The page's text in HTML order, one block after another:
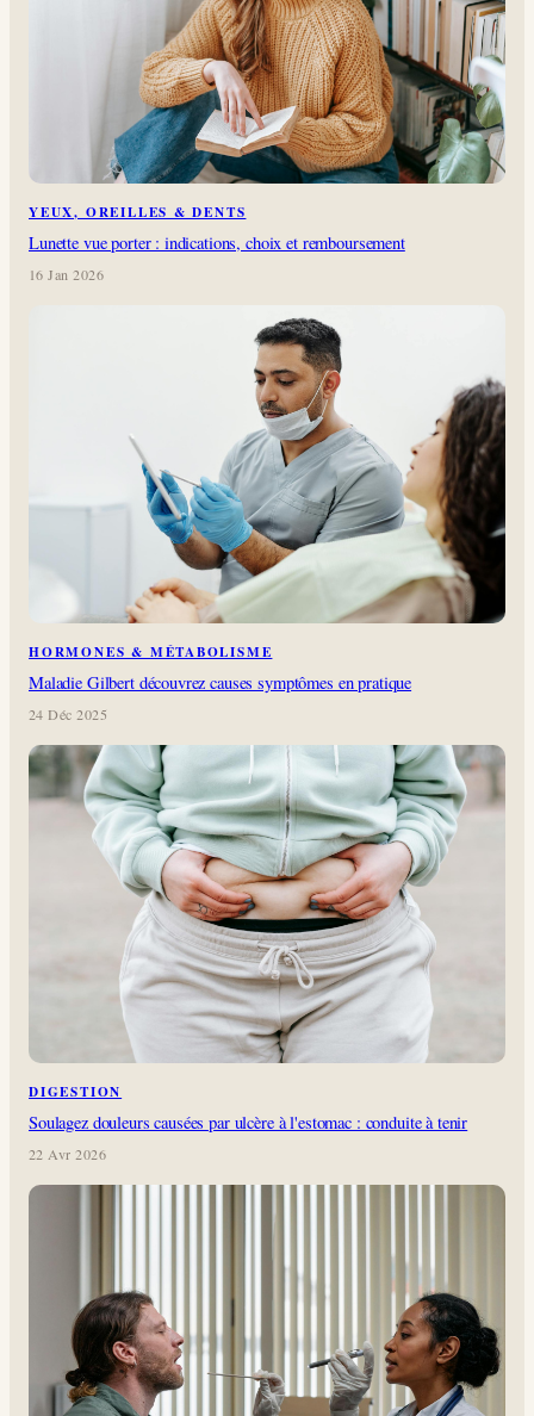
YEUX, OREILLES & DENTS
Lunette vue porter : indications, choix et remboursement
16 Jan 2026
HORMONES & MÉTABOLISME
Maladie Gilbert découvrez causes symptômes en pratique
24 Déc 2025
DIGESTION
Soulagez douleurs causées par ulcère à l'estomac : conduite à tenir
22 Avr 2026